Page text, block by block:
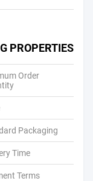
PROPERTIES
Order
Packaging
Time
Terms